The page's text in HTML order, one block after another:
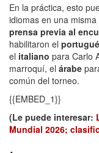
En la práctica, esto
idiomas en una
prensa previa al
habilitaron el
el italiano para Carlo
marroquí, el árabe
común del torneo.
{{EMBED_1}}
(Le puede interesar:
Mundial 2026;